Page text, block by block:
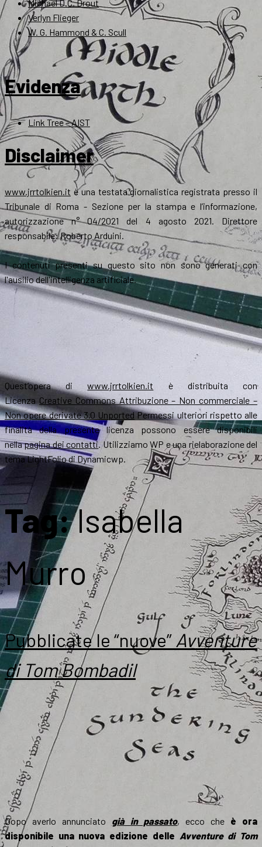
Michael D.C. Drout
Verlyn Flieger
W. G. Hammond & C. Scull
Evidenza
Link Tree – AIST
Disclaimer
www.jrrtolkien.it è una testata giornalistica registrata presso il
Tribunale di Roma - Sezione per la stampa e l’informazione,
autorizzazione n° 04/2021 del 4 agosto 2021. Direttore
responsabile: Roberto Arduini.
I contenuti presenti su questo sito non sono generati con
l'ausilio dell'intelligenza artificiale.
Quest’opera diwww.jrrtolkien.it è distribuita con
Licenza Creative Commons Attribuzione – Non commerciale –
Non opere derivate 3.0 UnportedPermessi ulteriori rispetto alle
finalità della presente licenza possono essere disponibili
nellapagina dei contatti. Utilizziamo WP e una rielaborazione del
tema LightFolio di Dynamicwp.
Tag:Isabella
Murro
Pubblicate le “nuove” Avventure
di Tom Bombadil
Dopo averlo annunciato già in passato, ecco che è ora
disponibile una nuova edizione delle Avventure di Tom